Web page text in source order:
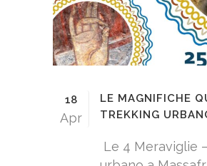
18
Apr
LE MAGNIFICHE
TREKKING
Le 4 Meraviglie